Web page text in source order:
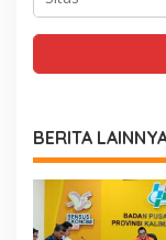
BERITA